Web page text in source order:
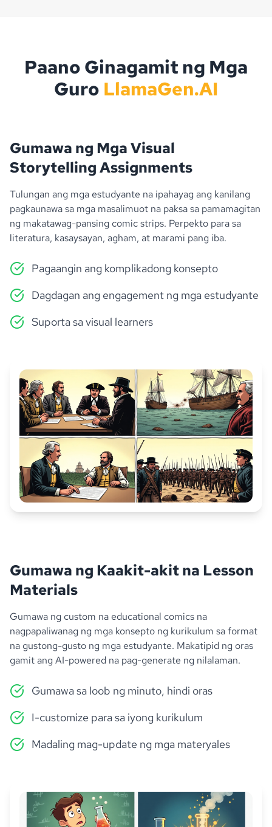
Paano Ginagamit ng Mga
Guro LlamaGen.AI
Gumawa ng Mga Visual
Storytelling Assignments
Tulungan ang mga estudyante na ipahayag ang kanilang
pagkaunawa sa mga masalimuot na paksa sa pamamagitan
ng makatawag-pansing comic strips. Perpekto para sa
literatura, kasaysayan, agham, at marami pang iba.
Pagaangin ang komplikadong konsepto
Dagdagan ang engagement ng mga estudyante
Suporta sa visual learners
Gumawa ng Kaakit-akit na Lesson
Materials
Gumawa ng custom na educational comics na
nagpapaliwanag ng mga konsepto ng kurikulum sa format
na gustong-gusto ng mga estudyante. Makatipid ng oras
gamit ang AI-powered na pag-generate ng nilalaman.
Gumawa sa loob ng minuto, hindi oras
I-customize para sa iyong kurikulum
Madaling mag-update ng mga materyales